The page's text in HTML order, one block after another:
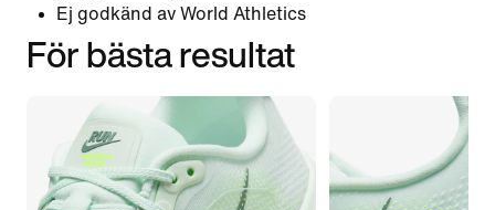
Ej godkänd av World Athletics
För bästa resultat